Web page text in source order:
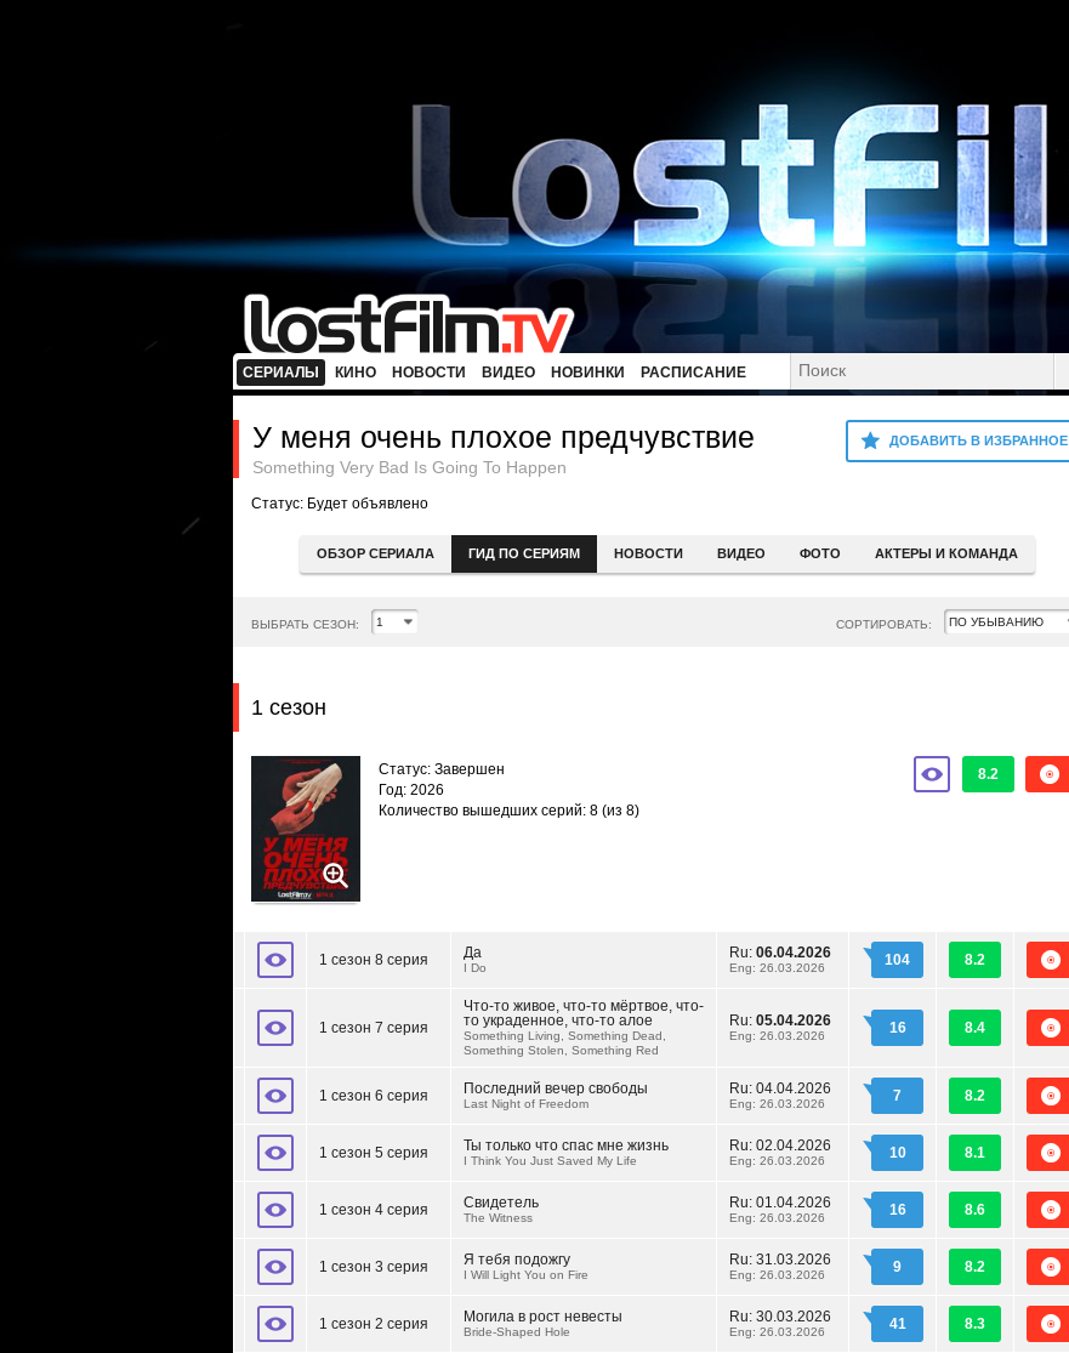
СЕРИАЛЫ КИНО НОВОСТИ ВИДЕО НОВИНКИ РАСПИСАНИЕ
ДОБАВИТЬ В ИЗБРАННОЕ
У меня очень плохое предчувствие
Something Very Bad Is Going To Happen
Статус: Будет объявлено
ОБЗОР СЕРИАЛА ГИД ПО СЕРИЯМ НОВОСТИ ВИДЕО ФОТО АКТЕРЫ И КОМАНДА
ВЫБРАТЬ СЕЗОН: СОРТИРОВАТЬ:
1 сезон
8.2
Статус: Завершен
Год: 2026
Количество вышедших серий: 8 (из 8)
1 сезон 8 серия Да
I Do
Ru: 06.04.2026
Eng: 26.03.2026 104 8.2
1 сезон 7 серия
Что-то живое, что-то мёртвое, что-
то украденное, что-то алое
Something Living, Something Dead,
Something Stolen, Something Red
Ru: 05.04.2026
Eng: 26.03.2026 16 8.4
1 сезон 6 серия Последний вечер свободы
Last Night of Freedom
Ru: 04.04.2026
Eng: 26.03.2026 7 8.2
1 сезон 5 серия Ты только что спас мне жизнь
I Think You Just Saved My Life
Ru: 02.04.2026
Eng: 26.03.2026 10 8.1
1 сезон 4 серия Свидетель
The Witness
Ru: 01.04.2026
Eng: 26.03.2026 16 8.6
1 сезон 3 серия Я тебя подожгу
I Will Light You on Fire
Ru: 31.03.2026
Eng: 26.03.2026 9 8.2
1 сезон 2 серия Могила в рост невесты
Bride-Shaped Hole
Ru: 30.03.2026
Eng: 26.03.2026 41 8.3